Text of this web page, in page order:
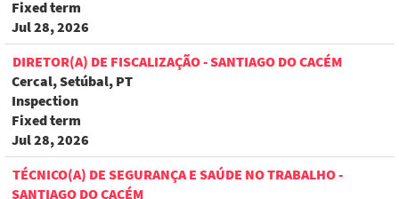
Fixed term
Jul 28, 2026
DIRETOR(A) DE FISCALIZAÇÃO - SANTIAGO DO CACÉM
Cercal, Setúbal, PT
Inspection
Fixed term
Jul 28, 2026
TÉCNICO(A) DE SEGURANÇA E SAÚDE NO TRABALHO -
SANTIAGO DO CACÉM